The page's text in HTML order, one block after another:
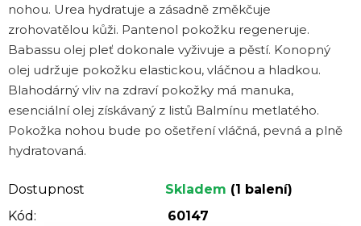
nohou. Urea hydratuje a zásadně změkčuje
zrohovatělou kůži. Pantenol pokožku regeneruje.
Babassu olej pleť dokonale vyživuje a pěstí. Konopný
olej udržuje pokožku elastickou, vláčnou a hladkou.
Blahodárný vliv na zdraví pokožky má manuka,
esenciální olej získávaný z listů Balmínu metlatého.
Pokožka nohou bude po ošetření vláčná, pevná a plně
hydratovaná.
Dostupnost Skladem (1 balení)
Kód:
60147